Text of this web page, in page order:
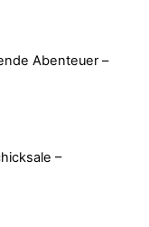
Abenteuer –
–